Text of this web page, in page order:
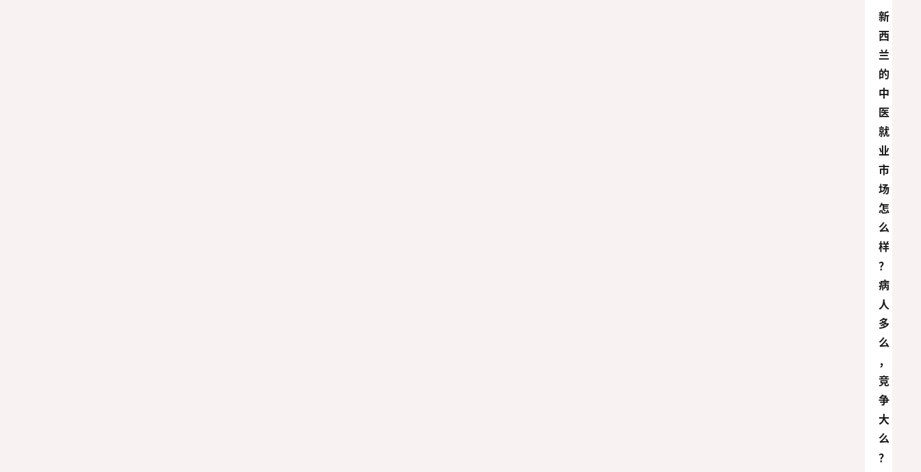
新
西
兰
的
中
医
就
业
市
场
怎
么
样
？
病
人
多
么
，
竞
争
大
么
？